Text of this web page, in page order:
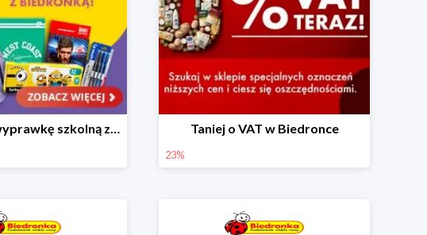
Skompletuj wyprawkę szkolną z Biedronką od 4,99 zł Taniej o VAT w Biedronce
23%